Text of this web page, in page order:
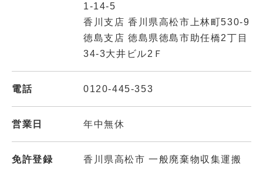
1-14-5
香川支店 香川県高松市上林町530-9
徳島支店 徳島県徳島市助任橋2丁目
34-3大井ビル2Ｆ
電話 0120-445-353
営業日 年中無休
免許登録
香川県高松市 一般廃棄物収集運搬